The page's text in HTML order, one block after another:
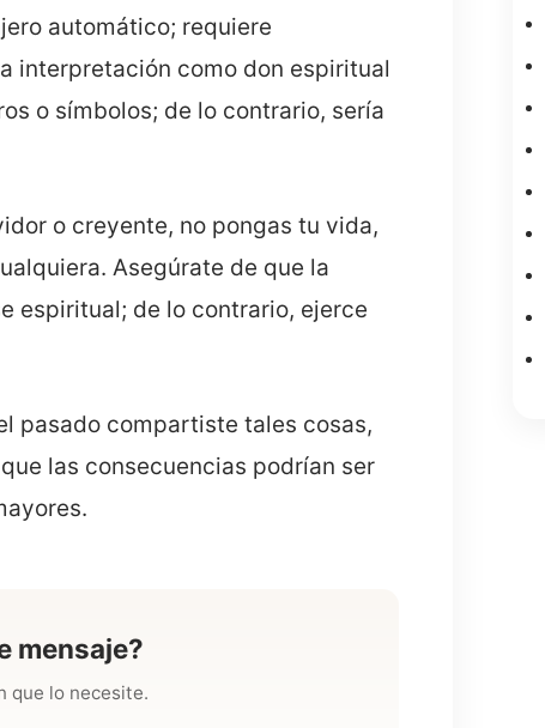
automático; requiere
interpretación como don espiritual
o símbolos; de lo contrario, sería
o creyente, no pongas tu vida,
Asegúrate de que la
espiritual; de lo contrario, ejerce
pasado compartiste tales cosas,
las consecuencias podrían ser
mensaje?
que lo necesite.